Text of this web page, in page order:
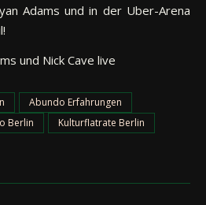
Adams und in der Uber-Arena
und Nick Cave live
Abundo Erfahrungen
Berlin Kulturflatrate Berlin